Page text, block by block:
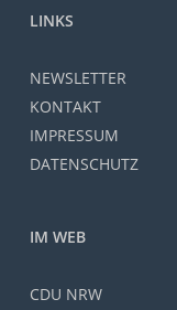
LINKS
NEWSLETTER
KONTAKT
IMPRESSUM
DATENSCHUTZ
IM WEB
CDU NRW